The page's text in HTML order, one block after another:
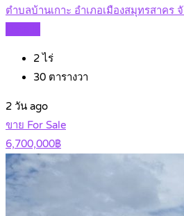
ตำบลบ้านเกาะ อำเภอเมืองสมุทรสาคร
2ไร่
30 ตารางวา
2 วัน ago
ขาย For Sale
6,700,000฿